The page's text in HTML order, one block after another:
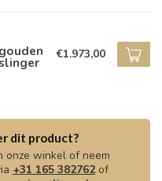
€1.973,00
dit product?
onze winkel of neem
+31 165 382762of